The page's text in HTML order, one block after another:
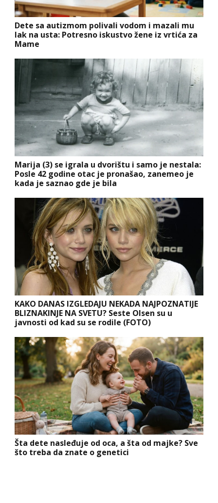
Dete sa autizmom polivali vodom i mazali mu
lak na usta: Potresno iskustvo žene iz vrtića za
Mame
Marija (3) se igrala u dvorištu i samo je nestala:
Posle 42 godine otac je pronašao, zanemeo je
kada je saznao gde je bila
KAKO DANAS IZGLEDAJU NEKADA NAJPOZNATIJE
BLIZNAKINJE NA SVETU? Seste Olsen su u
javnosti od kad su se rodile (FOTO)
Šta dete nasleđuje od oca, a šta od majke? Sve
što treba da znate o genetici